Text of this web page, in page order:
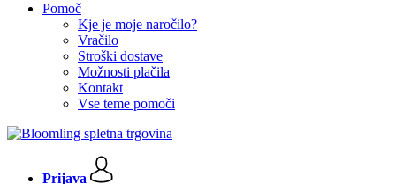
Pomoč
Kje je moje naročilo?
Vračilo
Stroški dostave
Možnosti plačila
Kontakt
Vse teme pomoči
Prijava